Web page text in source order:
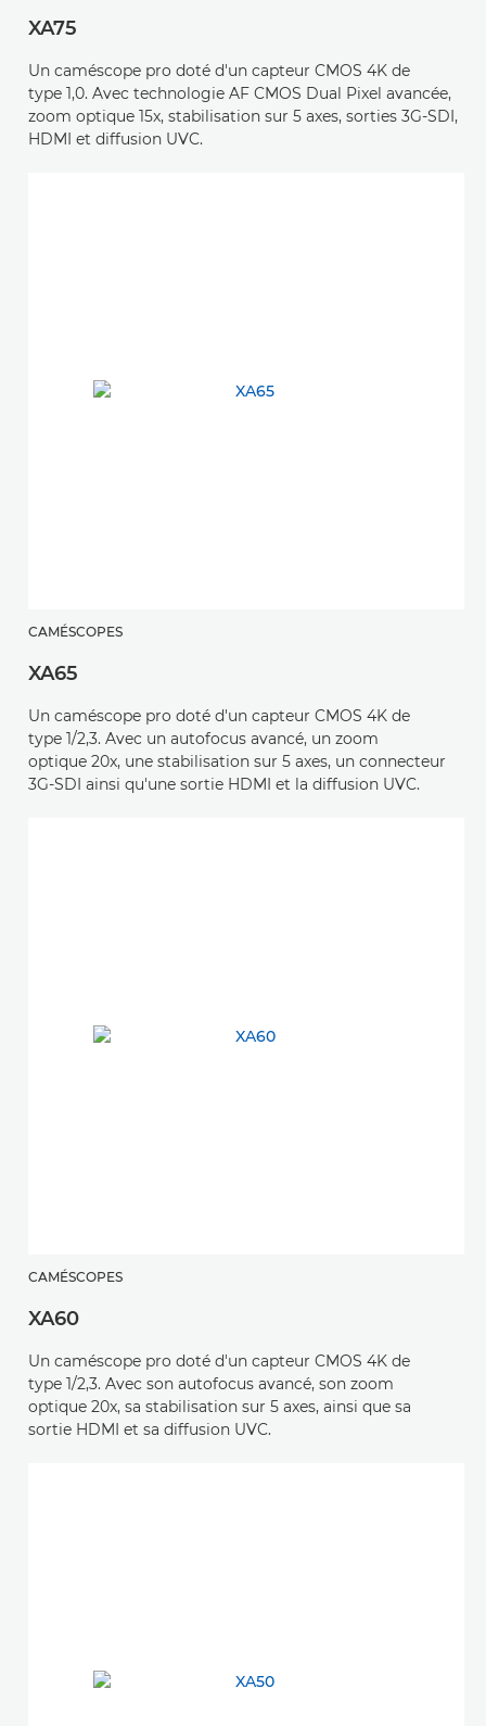
XA75
Un caméscope pro doté d'un capteur CMOS 4K de
type 1,0. Avec technologie AF CMOS Dual Pixel avancée,
zoom optique 15x, stabilisation sur 5 axes, sorties 3G-SDI,
HDMI et diffusion UVC.
CAMÉSCOPES
XA65
Un caméscope pro doté d'un capteur CMOS 4K de
type 1/2,3. Avec un autofocus avancé, un zoom
optique 20x, une stabilisation sur 5 axes, un connecteur
3G-SDI ainsi qu'une sortie HDMI et la diffusion UVC.
CAMÉSCOPES
XA60
Un caméscope pro doté d'un capteur CMOS 4K de
type 1/2,3. Avec son autofocus avancé, son zoom
optique 20x, sa stabilisation sur 5 axes, ainsi que sa
sortie HDMI et sa diffusion UVC.